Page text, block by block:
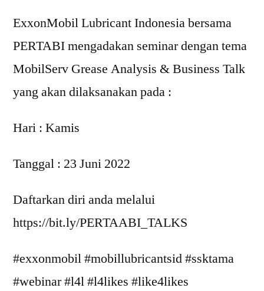
ExxonMobil Lubricant Indonesia bersama
PERTABI mengadakan seminar dengan tema
MobilServ Grease Analysis & Business Talk
yang akan dilaksanakan pada :
Hari : Kamis
Tanggal : 23 Juni 2022
Daftarkan diri anda melalui
https://bit.ly/PERTAABI_TALKS
#exxonmobil #mobillubricantsid #ssktama
#webinar #l4l #l4likes #like4likes